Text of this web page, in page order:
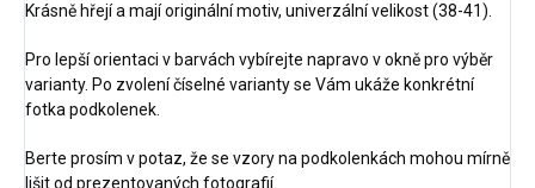
Krásně hřejí a mají originální motiv, univerzální velikost (38-41).
Pro lepší orientaci v barvách vybírejte napravo v okně pro výběr
varianty. Po zvolení číselné varianty se Vám ukáže konkrétní
fotka podkolenek.
Berte prosím v potaz, že se vzory na podkolenkách mohou mírně
lišit od prezentovaných fotografií.